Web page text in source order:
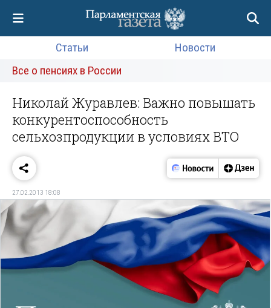
Статьи
Новости
Все о пенсиях в России
Николай Журавлев: Важно повышать
конкурентоспособность
сельхозпродукции в условиях ВТО
27.02.2013 18:08